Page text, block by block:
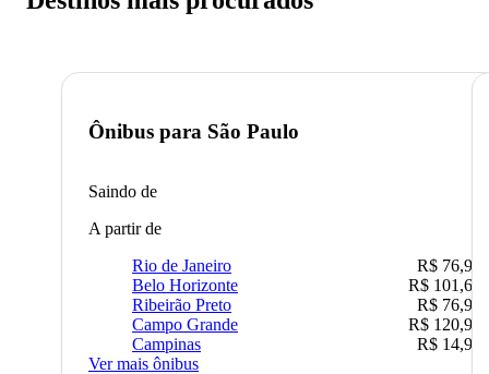
Ônibus para São Paulo
Saindo de
A partir de
Rio de Janeiro
R$ 76,90
Belo Horizonte
R$ 101,67
Ribeirão Preto
R$ 76,90
Campo Grande
R$ 120,90
Campinas
R$ 14,90
Ver mais ônibus